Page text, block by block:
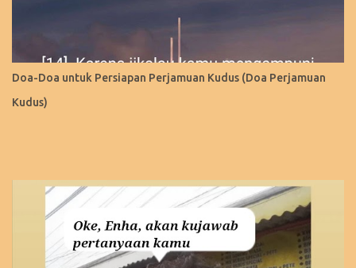
Doa-Doa untuk Persiapan Perjamuan Kudus (Doa Perjamuan
Kudus)